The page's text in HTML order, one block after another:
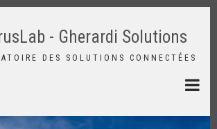
- Gherardi Solutions
DES SOLUTIONS CONNECTÉES